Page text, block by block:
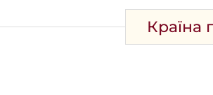
Країна